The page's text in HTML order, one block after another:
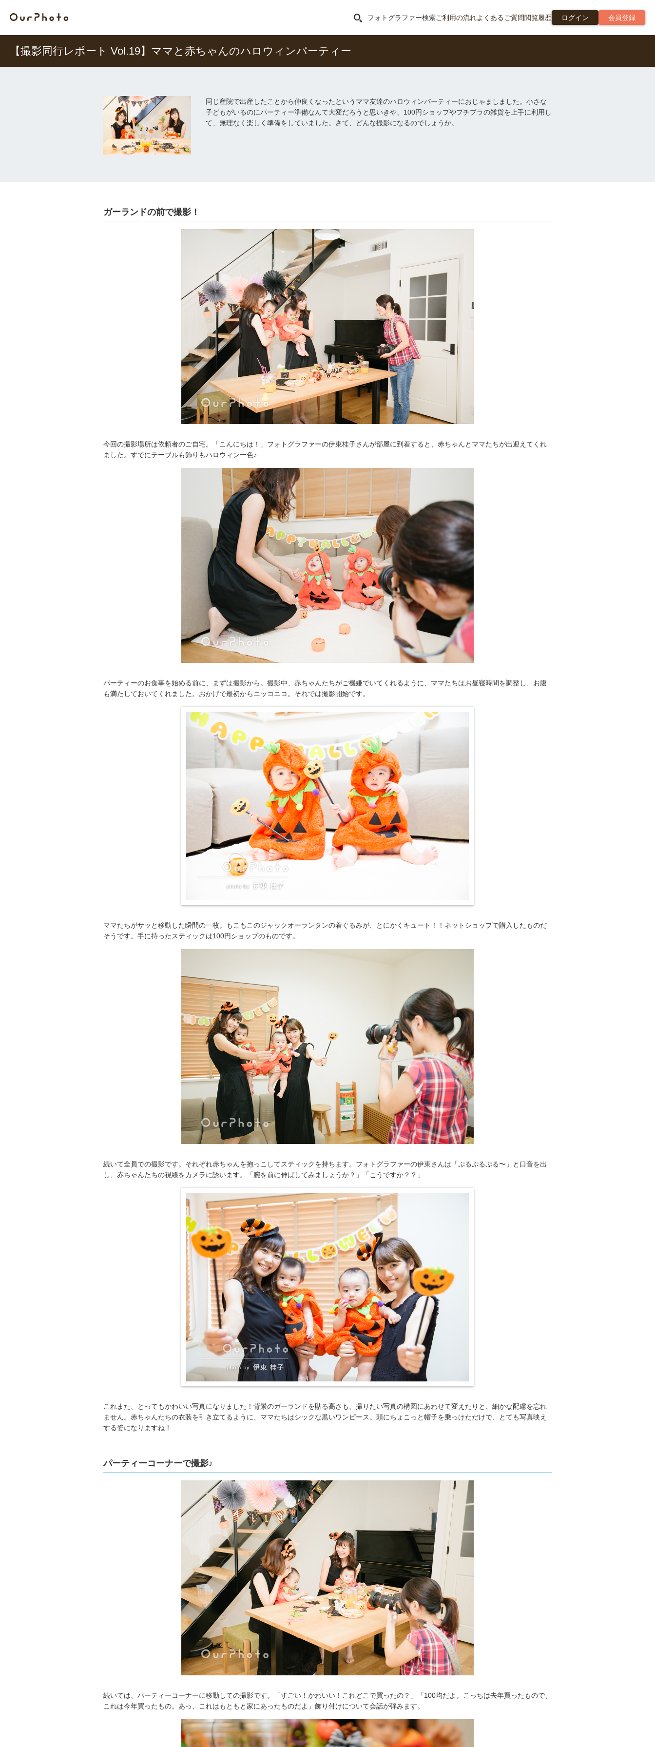
フォトグラファー検索ご利用の流れよくあるご質問閲覧履歴 ログイン 会員登録
【撮影同行レポート Vol.19】ママと赤ちゃんのハロウィンパーティー
同じ産院で出産したことから仲良くなったというママ友達のハロウィンパーティーにおじゃましました。小さな
子どもがいるのにパーティー準備なんて大変だろうと思いきや、100円ショップやプチプラの雑貨を上手に利用し
て、無理なく楽しく準備をしていました。さて、どんな撮影になるのでしょうか。
ガーランドの前で撮影！
今回の撮影場所は依頼者のご自宅。「こんにちは！」フォトグラファーの伊東桂子さんが部屋に到着すると、赤ちゃんとママたちが出迎えてくれ
ました。すでにテーブルも飾りもハロウィン一色♪
パーティーのお食事を始める前に、まずは撮影から。撮影中、赤ちゃんたちがご機嫌でいてくれるように、ママたちはお昼寝時間を調整し、お腹
も満たしておいてくれました。おかげで最初からニッコニコ。それでは撮影開始です。
ママたちがサッと移動した瞬間の一枚。もこもこのジャックオーランタンの着ぐるみが、とにかくキュート！！ネットショップで購入したものだ
そうです。手に持ったスティックは100円ショップのものです。
続いて全員での撮影です。それぞれ赤ちゃんを抱っこしてスティックを持ちます。フォトグラファーの伊東さんは「ぷるぷるぷる〜」と口音を出
し、赤ちゃんたちの視線をカメラに誘います。「腕を前に伸ばしてみましょうか？」「こうですか？？」
これまた、とってもかわいい写真になりました！背景のガーランドを貼る高さも、撮りたい写真の構図にあわせて変えたりと、細かな配慮を忘れ
ません。赤ちゃんたちの衣装を引き立てるように、ママたちはシックな黒いワンピース。頭にちょこっと帽子を乗っけただけで、とても写真映え
する姿になりますね！
パーティーコーナーで撮影♪
続いては、パーティーコーナーに移動しての撮影です。「すごい！かわいい！これどこで買ったの？」「100均だよ。こっちは去年買ったもので、
これは今年買ったもの。あっ、これはもともと家にあったものだよ」飾り付けについて会話が弾みます。